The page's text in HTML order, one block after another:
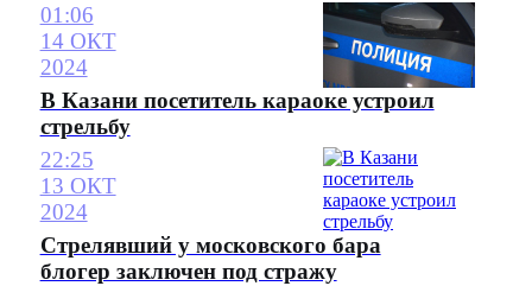
01:06
14 ОКТ
2024
В Казани посетитель караоке устроил
стрельбу
22:25
13 ОКТ
2024
Стрелявший у московского бара
блогер заключен под стражу